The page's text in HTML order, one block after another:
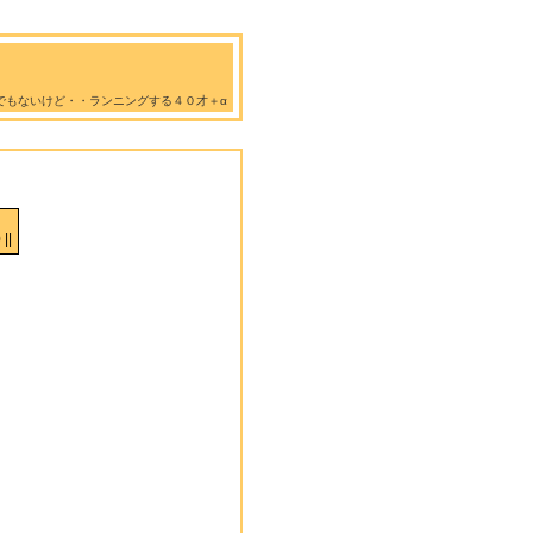
ないけど・・ランニングする４０才＋α